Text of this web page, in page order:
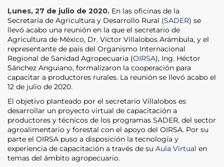
Lunes, 27 de julio de 2020. En las oficinas de la
Secretaría de Agricultura y Desarrollo Rural (SADER) se
llevó acabo una reunión en la que el secretario de
Agricultura de México, Dr. Víctor Villalobos Arámbula, y el
representante de país del Organismo Internacional
Regional de Sanidad Agropecuaria (OIRSA), Ing. Héctor
Sánchez Anguiano, formalizaron la cooperación para
capacitar a productores rurales. La reunión se llevó acabo el
12 de julio de 2020.
El objetivo planteado por el secretario Villalobos es
desarrollar un proyecto virtual de capacitación a
productores y técnicos de los programas SADER, del sector
agroalimentario y forestal con el apoyo del OIRSA. Por su
parte el OIRSA puso a disposición la tecnología y
experiencia de capacitación a través de su Aula Virtual en
temas del ámbito agropecuario.